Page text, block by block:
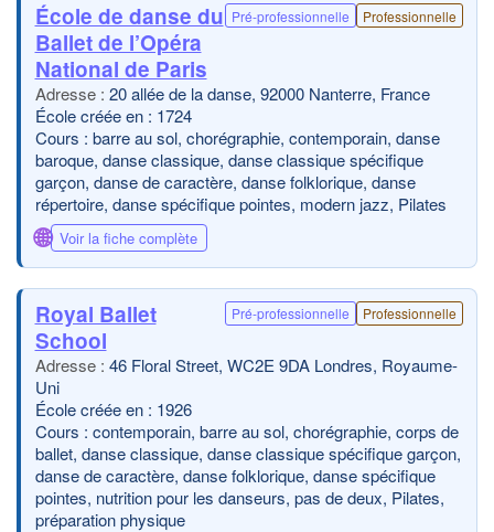
École de danse du
Ballet de l’Opéra
National de Paris
Pré-professionnelle Professionnelle
20 allée de la danse, 92000 Nanterre, France
École créée en : 1724
Cours : barre au sol, chorégraphie, contemporain, danse
baroque, danse classique, danse classique spécifique
garçon, danse de caractère, danse folklorique, danse
répertoire, danse spécifique pointes, modern jazz, Pilates
🌐 Voir la fiche complète
Royal Ballet
School
Pré-professionnelle Professionnelle
46 Floral Street, WC2E 9DA Londres, Royaume-
Uni
École créée en : 1926
Cours : contemporain, barre au sol, chorégraphie, corps de
ballet, danse classique, danse classique spécifique garçon,
danse de caractère, danse folklorique, danse spécifique
pointes, nutrition pour les danseurs, pas de deux, Pilates,
préparation physique